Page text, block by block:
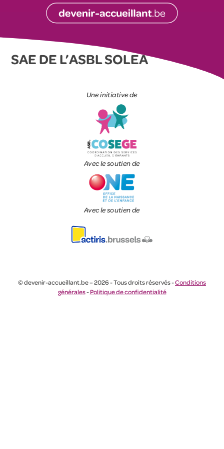
SAE DE L’ASBL SOLEA
Une initiative de
Avec le soutien de
Avec le soutien de
© devenir-accueillant.be – 2026 - Tous droits réservés -Conditions
générales-Politique de confidentialité